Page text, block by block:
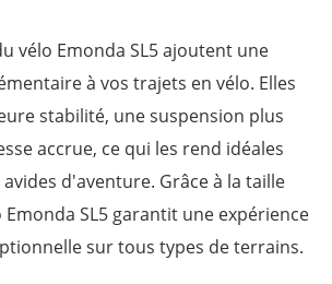
vélo Emonda SL5 ajoutent une
à vos trajets en vélo. Elles
stabilité, une suspension plus
accrue, ce qui les rend idéales
d'aventure. Grâce à la taille
Emonda SL5 garantit une expérience
sur tous types de terrains.